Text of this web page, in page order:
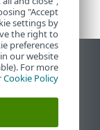
عرض موقع
End of Life
قاعدة معارف ESET
"Accept
settings by
the right to
preferences
our website
For more
Cookie Policy